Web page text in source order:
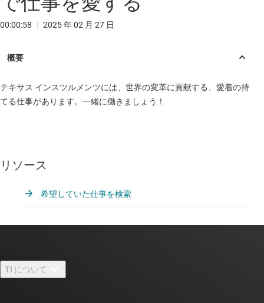
00:00:58 | 2025 年 02 月 27 日
テキサス インスツルメンツには、世界の変革に貢献する、愛着の持
てる仕事があります。一緒に働きましょう！
リソース
希望していた仕事を検索
TI について